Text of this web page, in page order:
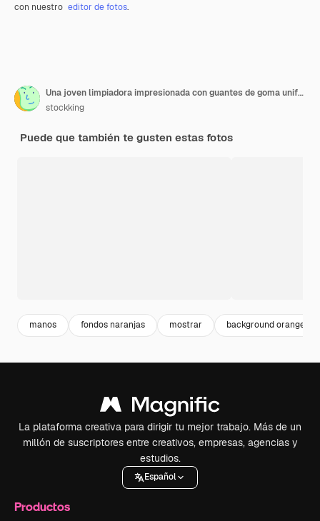
con nuestro editor de fotos.
Una joven limpiadora impresionada con guantes de goma uniformes y un pañuelo sosteniendo un trapeador estirando la mano mirando al costado mostrando un gesto de parada aislado en un fondo naranja
stockking
Puede que también te gusten estas fotos
manos fondos naranjas mostrar background orange
La plataforma creativa para dirigir tu mejor trabajo. Más de un
millón de suscriptores entre creativos, empresas, agencias y
estudios.
Español
Productos